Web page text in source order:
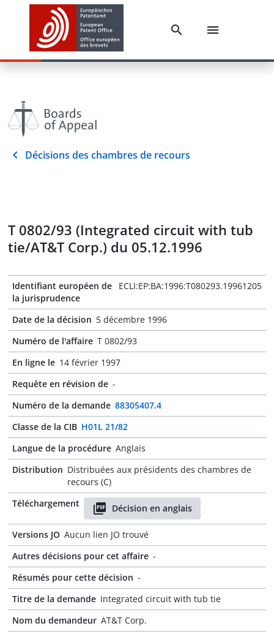
Décisions des chambres de recours
T 0802/93 (Integrated circuit with tub
tie/AT&T Corp.) du 05.12.1996
Identifiant européen de
la jurisprudence
ECLI:EP:BA:1996:T080293.19961205
Date de la décision 5 décembre 1996
Numéro de l'affaire T 0802/93
En ligne le 14 février 1997
Requête en révision de -
Numéro de la demande 88305407.4
Classe de la CIB H01L 21/82
Langue de la procédure Anglais
Distribution Distribuées aux présidents des chambres de
recours (C)
Téléchargement
Décision en anglais
Versions JO Aucun lien JO trouvé
Autres décisions pour cet affaire -
Résumés pour cette décision -
Titre de la demande Integrated circuit with tub tie
Nom du demandeur AT&T Corp.